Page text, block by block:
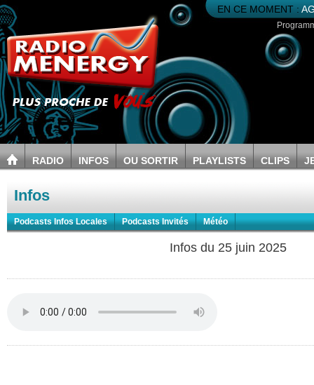
EN CE MOMENT :
RADIO INFOS OU SORTIR PLAYLISTS CLIPS
Infos
Podcasts Infos Locales Podcasts Invités Météo
Infos du 25 juin 2025